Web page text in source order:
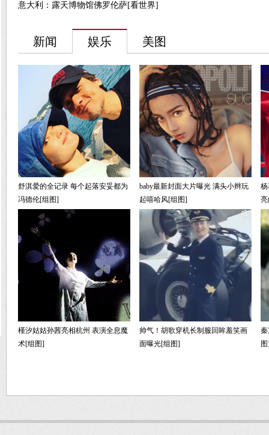
意大利：露天博物馆佛罗伦萨[看世界]